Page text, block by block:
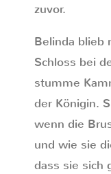
zuvor.
Belinda blieb
Schloss bei
stumme
der Königin.
wenn die
und wie sie
dass sie sich